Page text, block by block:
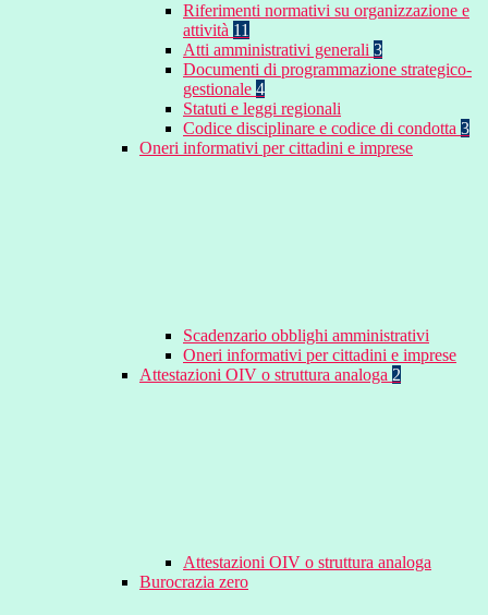
Riferimenti normativi su organizzazione e
attività 11
Atti amministrativi generali 3
Documenti di programmazione strategico-
gestionale 4
Statuti e leggi regionali
Codice disciplinare e codice di condotta 3
Oneri informativi per cittadini e imprese
Scadenzario obblighi amministrativi
Oneri informativi per cittadini e imprese
Attestazioni OIV o struttura analoga 2
Attestazioni OIV o struttura analoga
Burocrazia zero